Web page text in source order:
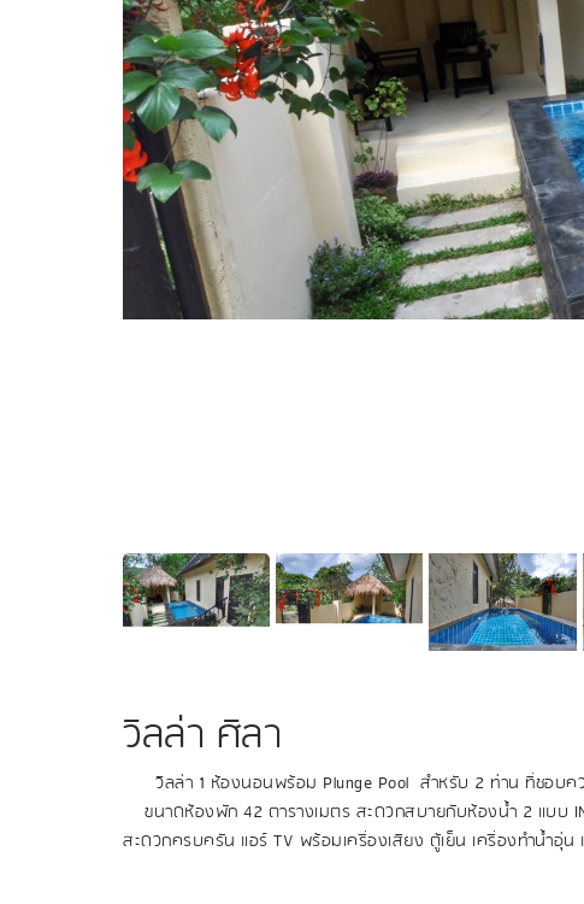
วิลล่า ศิลา
วิลล่า 1 ห้องนอนพร้อม Plunge Pool สำหรับ 2 ท่าน ที่ชอบค
ขนาดห้องพัก 42 ตารางเมตร สะดวกสบายกับห้องน้ำ 2 แบบ
สะดวกครบครัน แอร์ TV พร้อมเครื่องเสียง ตู้เย็น เครื่องทำน้ำอุ่น